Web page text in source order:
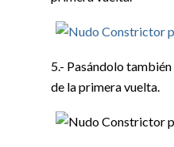
5.- Pasándolo
de la primera vuelta.